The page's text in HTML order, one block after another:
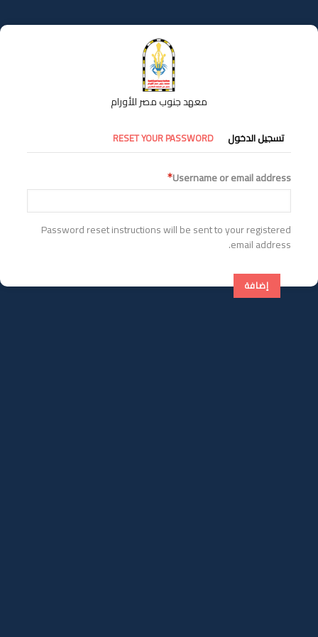
إلى
المحتوى
معهد جنوب مصر للأورام
التبويبات
الأساسية
تسجيل الدخول RESET YOUR PASSWORD
Username or email address
Password reset instructions will be sent to your registered
email address.